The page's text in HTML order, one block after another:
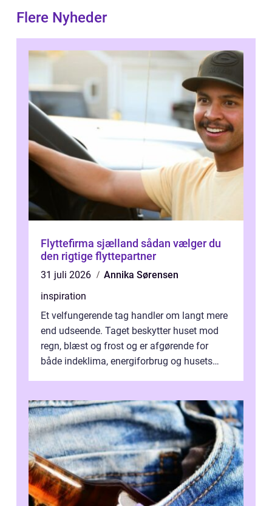
Flere Nyheder
Flyttefirma sjælland sådan vælger du
den rigtige flyttepartner
31 juli 2026
Annika Sørensen
inspiration
Et velfungerende tag handler om langt mere
end udseende. Taget beskytter huset mod
regn, blæst og frost og er afgørende for
både indeklima, energiforbrug og husets